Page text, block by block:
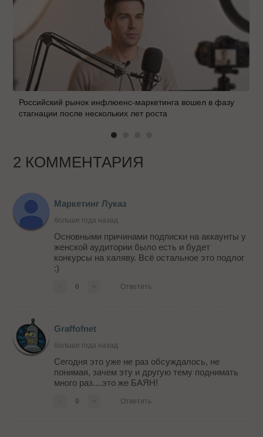
Российский рынок инфлюенс-маркетинга вошел в фазу
стагнации после нескольких лет роста
2 КОММЕНТАРИЯ
Маркетинг Луказ
больше года назад
Основными причинами подписки на аккаунты у
женской аудитории было есть и будет
конкурсы на халяву. Всё остальное это подлог
:)
0 Ответить
Graffofnet
больше года назад
Сегодня это уже не раз обсуждалось, не
понимая, зачем эту и другую тему поднимать
много раз....это же БАЯН!
0 Ответить